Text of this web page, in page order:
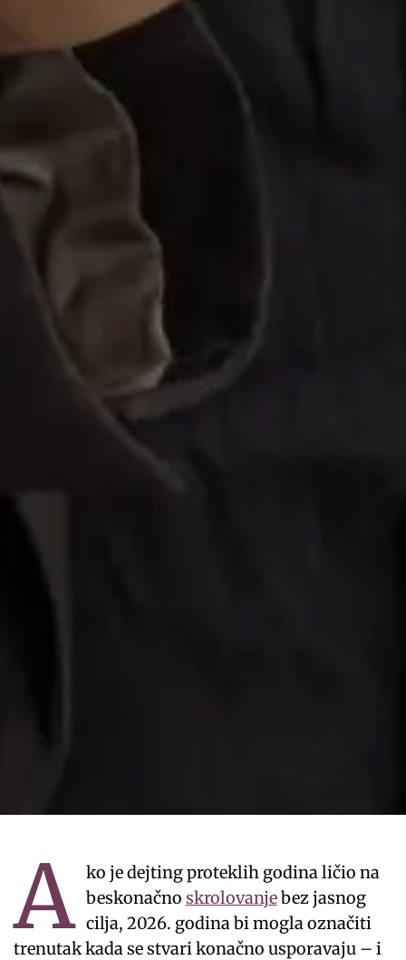
A ko je dejting proteklih godina ličio na
beskonačno skrolovanjebez jasnog
cilja, 2026. godina bi mogla označiti
trenutak kada se stvari konačno usporavaju – i